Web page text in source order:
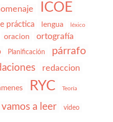
ICOE
práctica lengua léxico
oracion ortografía
Planificación párrafo
redaccion
RYC Teoría
vamos a leer video